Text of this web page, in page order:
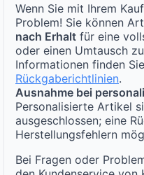
Wenn Sie mit Ihrem
Problem! Sie können
nach Erhalt für eine
oder einen Umtausch
Informationen finden
Rückgaberichtlinien.
Ausnahme bei
Personalisierte Artikel
ausgeschlossen; eine
Herstellungsfehlern
Bei Fragen oder